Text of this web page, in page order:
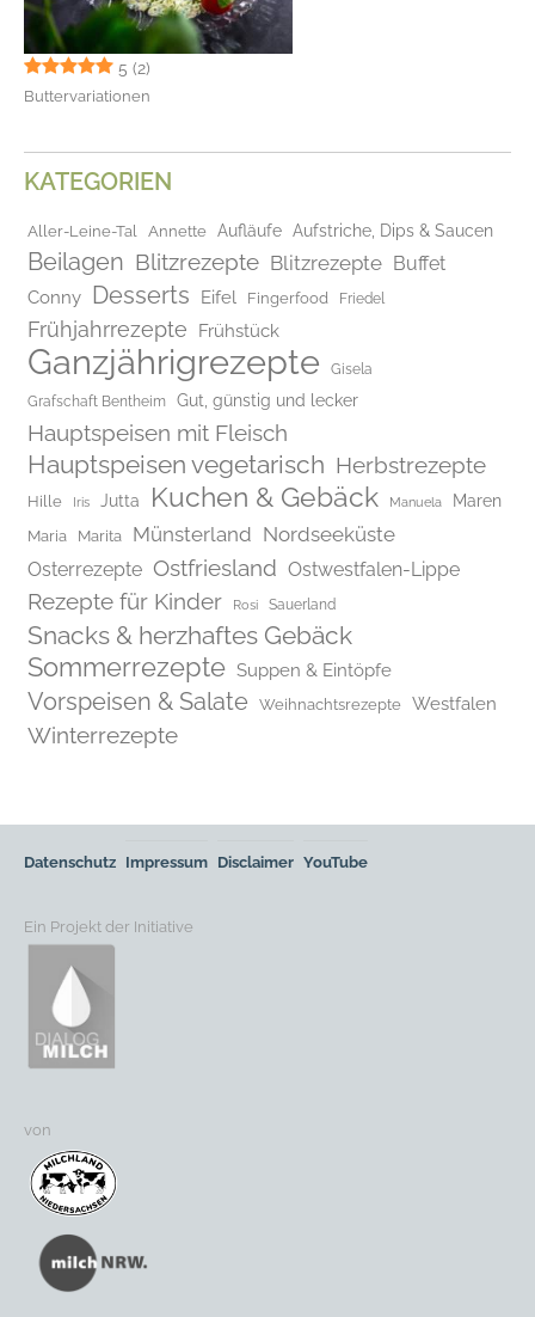
5 (2)
Buttervariationen
KATEGORIEN
Aller-Leine-Tal Annette Aufläufe Aufstriche, Dips & Saucen
Beilagen Blitzrezepte Blitzrezepte Buffet
Conny Desserts Eifel Fingerfood Friedel
Frühjahrrezepte Frühstück
Ganzjährigrezepte
Gisela
Grafschaft Bentheim
Gut, günstig und lecker
Hauptspeisen mit Fleisch
Hauptspeisen vegetarisch Herbstrezepte
Hille Iris Jutta Kuchen & Gebäck Manuela Maren
Maria Marita Münsterland Nordseeküste
Osterrezepte Ostfriesland Ostwestfalen-Lippe
Rezepte für Kinder Rosi Sauerland
Snacks & herzhaftes Gebäck
Sommerrezepte Suppen & Eintöpfe
Vorspeisen & Salate Weihnachtsrezepte Westfalen
Winterrezepte
Datenschutz Impressum Disclaimer YouTube
Ein Projekt der Initiative
von